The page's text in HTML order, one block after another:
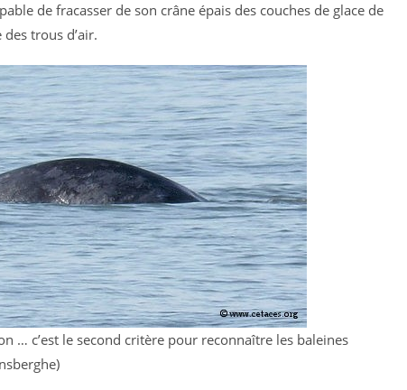
de fracasser de son crâne épais des couches de glace de
trous d’air.
… c’est le second critère pour reconnaître les baleines